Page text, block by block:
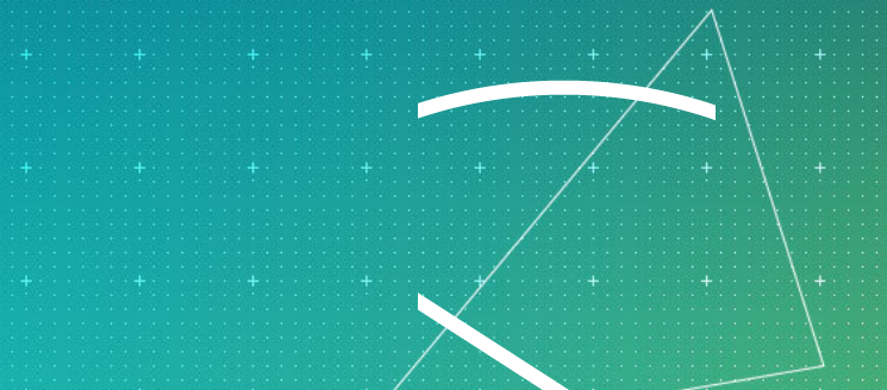
모든 제품
Minitab 솔루션 센터
Minitab Statistical
Software
Minitab Connect
Minitab Model Ops
Minitab Education Hub
Minitab Engage
Minitab Workspace
Real-Time SPC
Prolink 데이터 수집 및
SPC
Scytec 데이터 수집 및 OEE
Simul8 이산 이벤트 시뮬레
주요 기능
자동 데이터 수집
고급 실험계획법
지속적 개선
데이터 통합 및 데이터 준비
다이어그램 작성 및 마인드
매핑
디지털 트윈
모델 배포 및 ML Ops
혁신 및 프로젝트 관리
탁월한 공정 과정 감지, 수정
및 방지
산업 솔루션
교육
건설
에너지 및 천연 자원
정부 및 공공 부문
건강
보험
제조 및 산업
제약
서비스
소프트웨어 및 기술
부서/직무별
엔지니어링
비즈니스 분석가
정보 기술
공급망
고객 서비스 및 고객 센터
인사
마케팅 데이터 분석
연구 및 개발
모든 리소스 및 서비스
리소스
사례 연구
블로그
eBook 및 백서
데이터 집합
웨비나 및 이벤트
Education Hub
서비스
교육
배포
자기 주도 학습
평생 교육
컨설팅
기술 지원
구독 및 활성화
Minitab Quick Start
교육
지원 동영상
문서 지원
소프트웨어 업데이트
제품 다운로드
지원 정책
회사
회사 정보
리더십 팀
파트너
채용 정보
연락하다
뉴스
Minitab 상품